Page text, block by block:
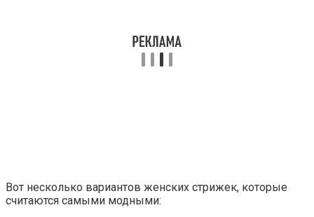
Вот несколько вариантов женских стрижек, которые
считаются самыми модными: